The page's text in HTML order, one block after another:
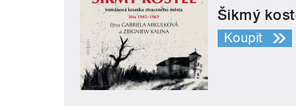
Šikmý
Koupit